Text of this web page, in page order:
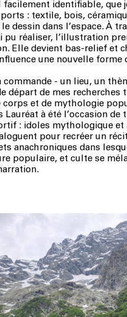
facilement identifiable, que
: textile, bois,
dessin dans l’espace. À
pu réaliser, l’illustration
Elle devient bas-relief et
une nouvelle forme
commande - un lieu, un
départ de mes recherches
corps et de mythologie
Lauréat à été l’occasion de
: idoles mythologique et
pour recréer un
anachroniques dans
populaire, et culte se